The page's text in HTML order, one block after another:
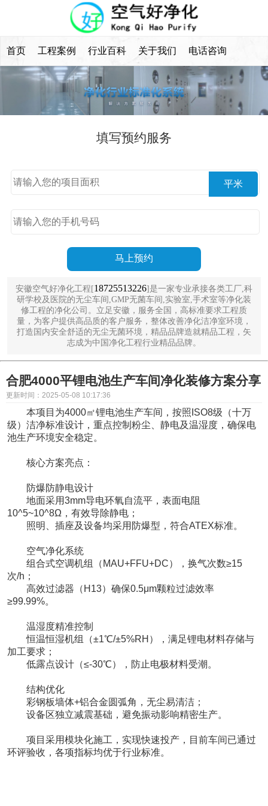
首页 工程案例 行业百科 关于我们 电话咨询
填写预约服务
平米
安徽空气好净化工程[18725513226]是一家专业承接各类工厂,科
研学校及医院的无尘车间,GMP无菌车间,实验室,手术室等净化装
修工程的净化公司。立足安徽，服务全国，高标准要求工程质
量，为客户提供高品质的客户服务，整体改善净化洁净室环境，
打造国内安全舒适的无尘无菌环境，精品品牌造就精品工程，矢
志成为中国净化工程行业精品品牌。
合肥4000平锂电池生产车间净化装修方案分享
更新时间：2025-05-08 10:17:36
本项目为4000㎡锂电池生产车间，按照ISO8级（十万
级）洁净标准设计，重点控制粉尘、静电及温湿度，确保电
池生产环境安全稳定。
核心方案亮点：
防爆防静电设计
地面采用3mm导电环氧自流平，表面电阻
10^5~10^8Ω，有效导除静电；
照明、插座及设备均采用防爆型，符合ATEX标准。
空气净化系统
组合式空调机组（MAU+FFU+DC），换气次数≥15
次/h；
高效过滤器（H13）确保0.5μm颗粒过滤效率
≥99.99%。
温湿度精准控制
恒温恒湿机组（±1℃/±5%RH），满足锂电材料存储与
加工要求；
低露点设计（≤-30℃），防止电极材料受潮。
结构优化
彩钢板墙体+铝合金圆弧角，无尘易清洁；
设备区独立减震基础，避免振动影响精密生产。
项目采用模块化施工，实现快速投产，目前车间已通过
环评验收，各项指标均优于行业标准。